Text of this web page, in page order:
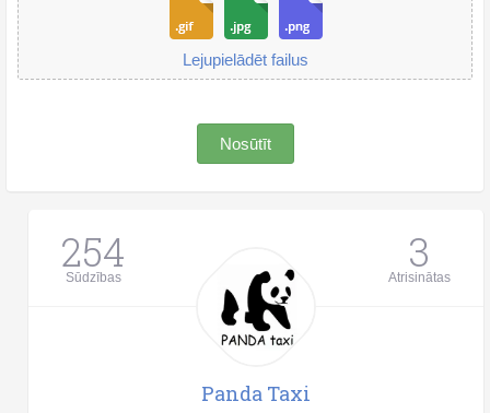
Lejupielādēt failus
Nosūtīt
254
Sūdzības 3
Atrisinātas
Panda Taxi